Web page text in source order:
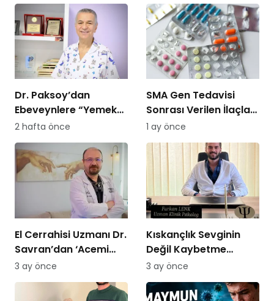
Dr. Paksoy’dan
Ebeveynlere “Yemek
Savaşı” Uyarısı: “B
Planı Sunmayın,
Kararlı Olun”
2 hafta önce
SMA Gen Tedavisi
Sonrası Verilen İlaçları
SGK Ödemeyecek!
1 ay önce
El Cerrahisi Uzmanı Dr.
Savran’dan ‘Acemi
Kasap’ Uyarısı!
3 ay önce
Kıskançlık Sevginin
Değil Kaybetme
Korkusunun
Psikolog Açıkladı
3 ay önce